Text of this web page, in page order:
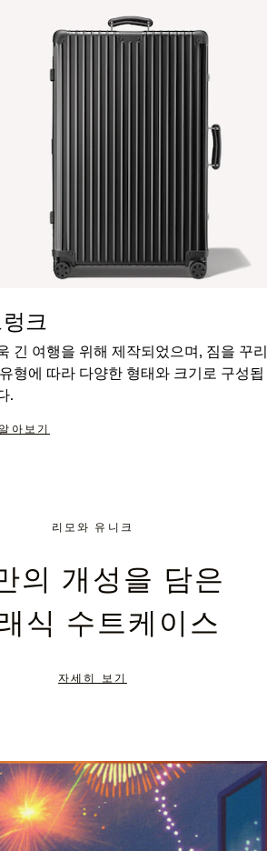
크
긴 여행을 위해 제작되었으며, 짐을 꾸리
형에 따라 다양한 형태와 크기로 구성됩
.
아보기
리모와 유니크
의 개성을 담은
식 수트케이스
자세히 보기